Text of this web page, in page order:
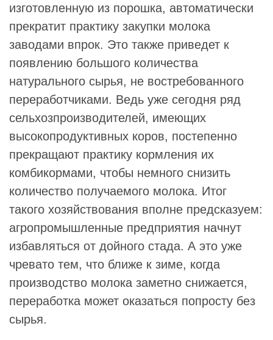
изготовленную из порошка, автоматически
прекратит практику закупки молока
заводами впрок. Это также приведет к
появлению большого количества
натурального сырья, не востребованного
переработчиками. Ведь уже сегодня ряд
сельхозпроизводителей, имеющих
высокопродуктивных коров, постепенно
прекращают практику кормления их
комбикормами, чтобы немного снизить
количество получаемого молока. Итог
такого хозяйствования вполне предсказуем:
агропромышленные предприятия начнут
избавляться от дойного стада. А это уже
чревато тем, что ближе к зиме, когда
производство молока заметно снижается,
переработка может оказаться попросту без
сырья.